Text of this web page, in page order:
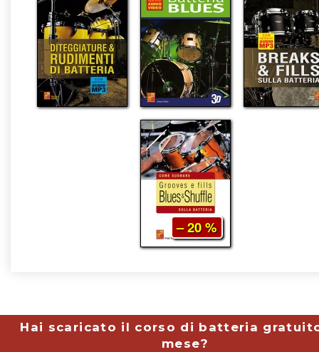
– 20 %
Hai scaricato il corso di batteria
mese?